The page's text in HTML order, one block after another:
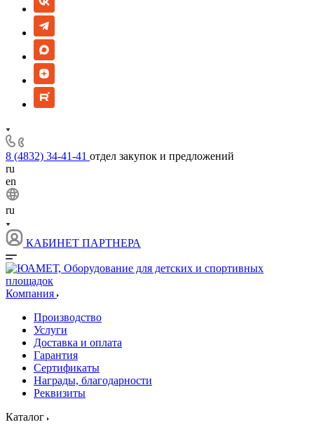
8 (4832) 34-41-41 отдел закупок и предложений
ru
en
ru
КАБИНЕТ ПАРТНЕРА
Компания
Производство
Услуги
Доставка и оплата
Гарантия
Сертификаты
Награды, благодарности
Реквизиты
Каталог